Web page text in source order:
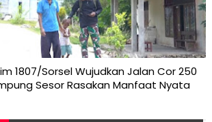
1807/Sorsel Wujudkan Jalan Cor 250
Sesor Rasakan Manfaat Nyata